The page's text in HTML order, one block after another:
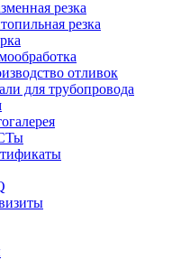
резка
резка
отливок
для трубопровода